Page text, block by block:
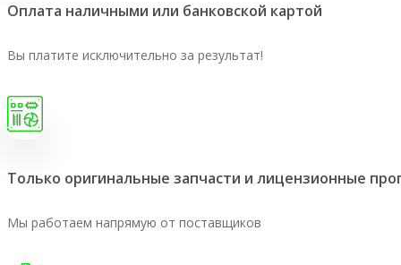
Оплата наличными или банковской картой
Вы платите исключительно за результат!
Только оригинальные запчасти и лицензионные
Мы работаем напрямую от поставщиков